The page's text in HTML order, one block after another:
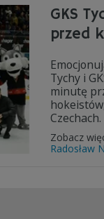
GKS
przed
Tychy i
minutę
Czechach.
Zobacz
Radosław